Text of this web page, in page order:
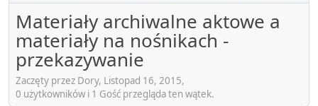
Materiały archiwalne aktowe a
materiały na nośnikach -
przekazywanie
Zaczęty przez Dory, Listopad 16, 2015,
0 użytkowników i 1 Gość przegląda ten wątek.